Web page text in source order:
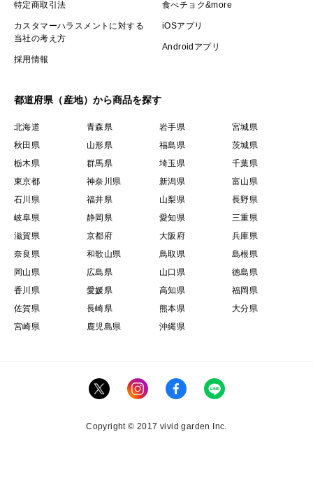
特定商取引法
カスタマーハラスメントに対する
当社の考え方
採用情報
食べチョク&more
iOSアプリ
Androidアプリ
都道府県（産地）から商品を探す
北海道 青森県 岩手県
宮城県
秋田県
山形県 福島県
茨城県
栃木県
群馬県 埼玉県
千葉県
東京都
神奈川県 新潟県
富山県
石川県
福井県 山梨県
長野県
岐阜県
静岡県 愛知県
三重県
滋賀県
京都府 大阪府
兵庫県
奈良県
和歌山県 鳥取県
島根県
岡山県
広島県 山口県
徳島県
香川県
愛媛県 高知県
福岡県
佐賀県
長崎県 熊本県
大分県
宮崎県
鹿児島県 沖縄県
Copyright © 2017 vivid garden Inc.